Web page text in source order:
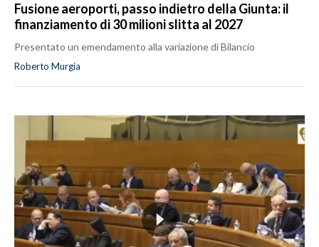
Fusione aeroporti, passo indietro della Giunta: il
finanziamento di 30 milioni slitta al 2027
Presentato un emendamento alla variazione di Bilancio
Roberto Murgia